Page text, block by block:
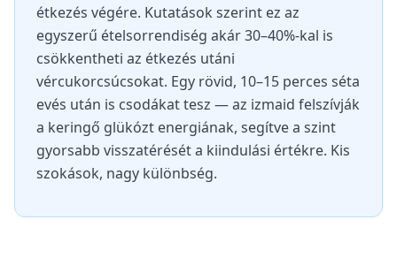
étkezés végére. Kutatások szerint ez az
egyszerű ételsorrendiség akár 30–40%-kal is
csökkentheti az étkezés utáni
vércukorcsúcsokat. Egy rövid, 10–15 perces séta
evés után is csodákat tesz — az izmaid felszívják
a keringő glükózt energiának, segítve a szint
gyorsabb visszatérését a kiindulási értékre. Kis
szokások, nagy különbség.